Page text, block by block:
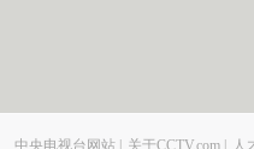
中央电视台网站 关于CCTV.com 人